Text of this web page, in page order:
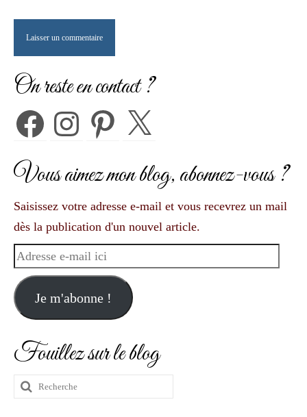
On reste en contact ?
FacebookInstagramPinterest X
Vous aimez mon blog, abonnez-vous ?
Saisissez votre adresse e-mail et vous recevrez un mail
dès la publication d'un nouvel article.
Adresse
mail
ici
Je m'abonne !
Fouillez sur le blog
Rechercher